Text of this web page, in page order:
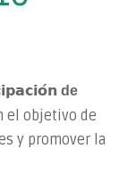
de
el objetivo de
y promover la